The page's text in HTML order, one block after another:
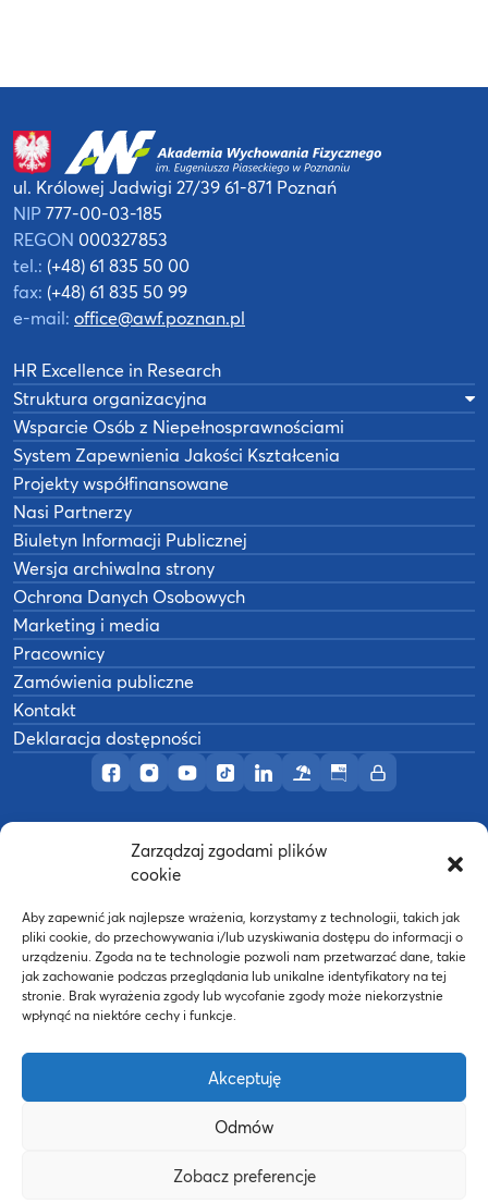
Zarządzaj zgodami plików
cookie
Aby zapewnić jak najlepsze wrażenia, korzystamy z technologii, takich jak
pliki cookie, do przechowywania i/lub uzyskiwania dostępu do informacji o
urządzeniu. Zgoda na te technologie pozwoli nam przetwarzać dane, takie
jak zachowanie podczas przeglądania lub unikalne identyfikatory na tej
stronie. Brak wyrażenia zgody lub wycofanie zgody może niekorzystnie
wpłynąć na niektóre cechy i funkcje.
Akceptuję
Odmów
Zobacz preferencje
Profil AWF Poznań w serwisie Facebook
Profil AWF Poznań w serwisie Instagram
Profil AWF Poznań w serwisie YouTube
Profil AWF Poznań w serwisie
Profil AWF Poznań w
OśrodekBiuletynIntranet
ul. Królowej Jadwigi 27/3961-871 Poznań
NIP 777-00-03-185
REGON 000327853
tel.: (+48) 61 835 50 00
fax: (+48) 61 835 50 99
e-mail: office@awf.poznan.pl
HR Excellence in Research
Struktura organizacyjna
Wsparcie Osób z Niepełnosprawnościami
System Zapewnienia Jakości Kształcenia
Projekty współfinansowane
Nasi Partnerzy
Biuletyn Informacji Publicznej
Wersja archiwalna strony
Ochrona Danych Osobowych
Marketing i media
Pracownicy
Zamówienia publiczne
Kontakt
Deklaracja dostępności
Akademia Wychowania Fizycznego w
Wykonanie:nFinity.pl
środków Europejskiego Funduszu Społecznego oraz